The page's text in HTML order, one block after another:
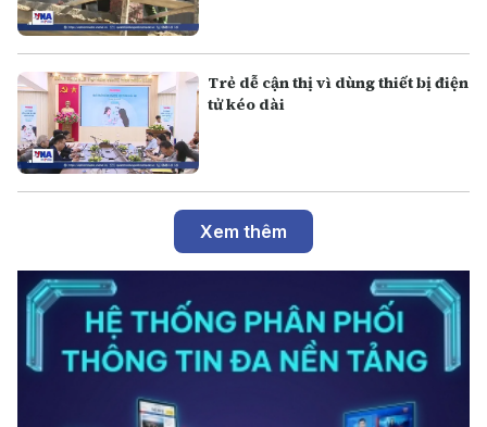
Trẻ dễ cận thị vì dùng thiết bị điện
tử kéo dài
Xem thêm